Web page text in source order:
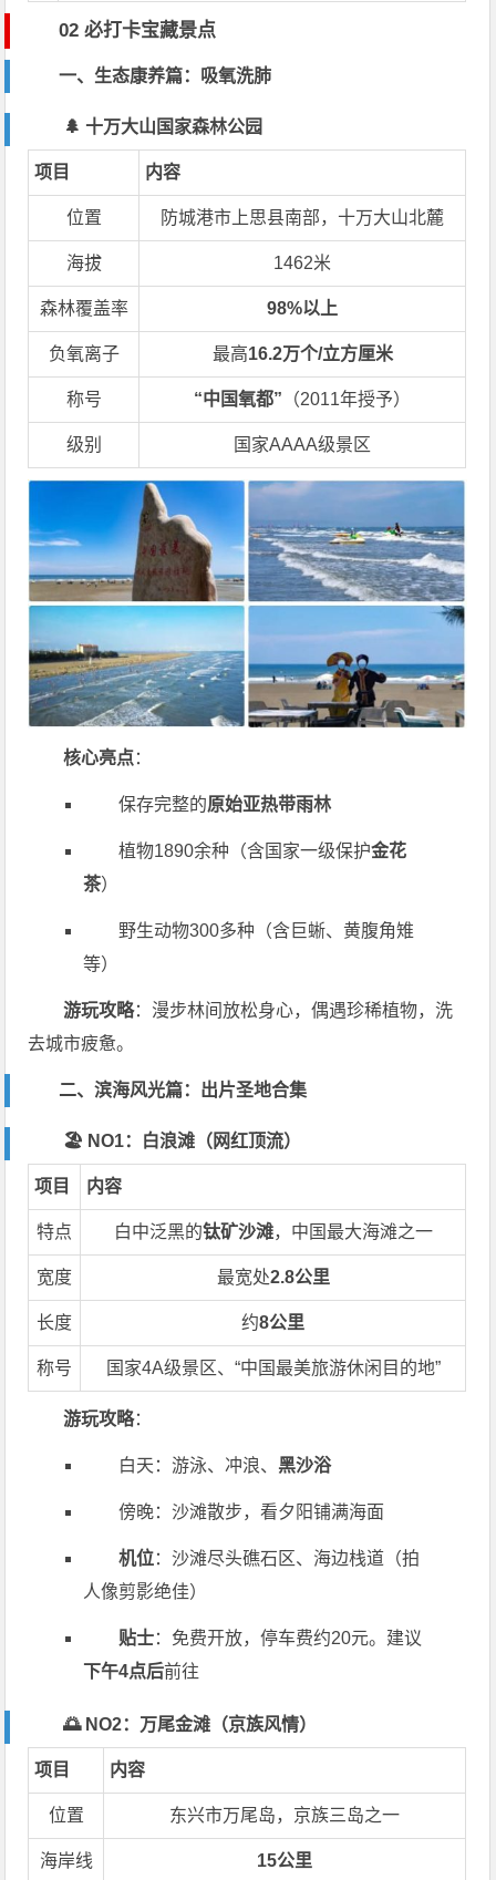
02 必打卡宝藏景点
一、生态康养篇：吸氧洗肺
🌲 十万大山国家森林公园
项目 内容
位置 防城港市上思县南部，十万大山北麓
海拔 1462米
森林覆盖率 98%以上
负氧离子 最高16.2万个/立方厘米
称号 “中国氧都” （2011年授予）
级别 国家AAAA级景区
核心亮点：
保存完整的原始亚热带雨林
植物1890余种（含国家一级保护金花
茶）
野生动物300多种（含巨蜥、黄腹角雉
等）
游玩攻略：漫步林间放松身心，偶遇珍稀植物，洗
去城市疲惫。
二、滨海风光篇：出片圣地合集
🏖️ NO1：白浪滩（网红顶流）
项目 内容
特点 白中泛黑的钛矿沙滩，中国最大海滩之一
宽度 最宽处2.8公里
长度 约8公里
称号 国家4A级景区、“中国最美旅游休闲目的地”
游玩攻略：
白天：游泳、冲浪、 黑沙浴
傍晚：沙滩散步，看夕阳铺满海面
机位：沙滩尽头礁石区、海边栈道（拍
人像剪影绝佳）
贴士：免费开放，停车费约20元。建议
下午4点后前往
🌅 NO2：万尾金滩（京族风情）
项目 内容
位置 东兴市万尾岛，京族三岛之一
海岸线 15公里